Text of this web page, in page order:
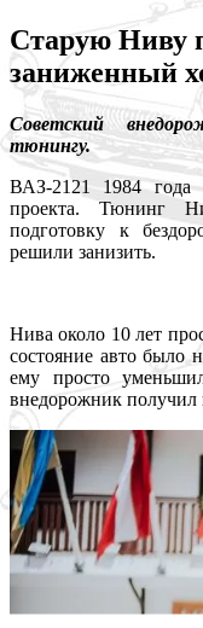
Старую Ниву
заниженный
Советский
тюнингу.
ВАЗ-2121 1984 года
проекта. Тюнинг
подготовку к
решили занизить.
Нива около 10 лет
состояние авто было
ему просто
внедорожник получил